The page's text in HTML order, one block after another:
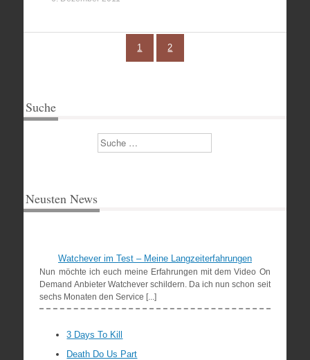
1 2
Suche
Suchen
Neusten News
Watchever im Test – Meine Langzeiterfahrungen
Nun möchte ich euch meine Erfahrungen mit dem Video On
Demand Anbieter Watchever schildern. Da ich nun schon seit
sechs Monaten den Service [...]
3 Days To Kill
Death Do Us Part